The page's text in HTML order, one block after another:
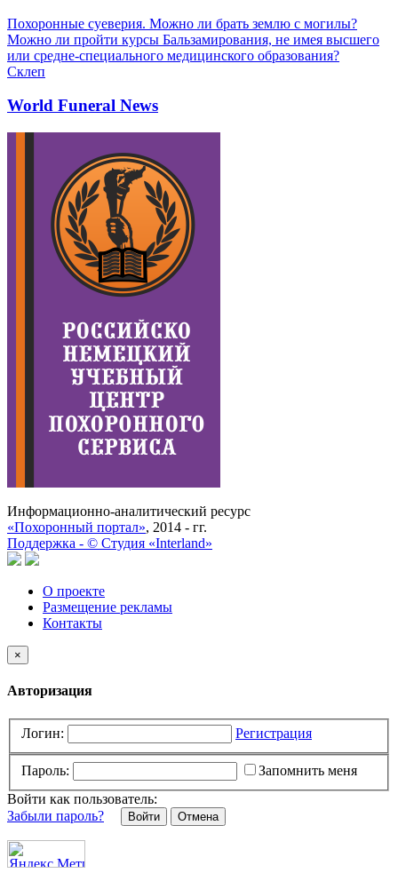
Похоронные суеверия. Можно ли брать землю с могилы?
Можно ли пройти курсы Бальзамирования, не имея высшего
или средне-специального медицинского образования?
Склеп
World Funeral News
Информационно-аналитический ресурс
«Похоронный портал», 2014 - гг.
Поддержка - © Cтудия «Interland»
О проекте
Размещение рекламы
Контакты
×
Авторизация
Логин: Регистрация
Пароль:
Запомнить меня
Войти как пользователь:
Забыли пароль?
Отмена